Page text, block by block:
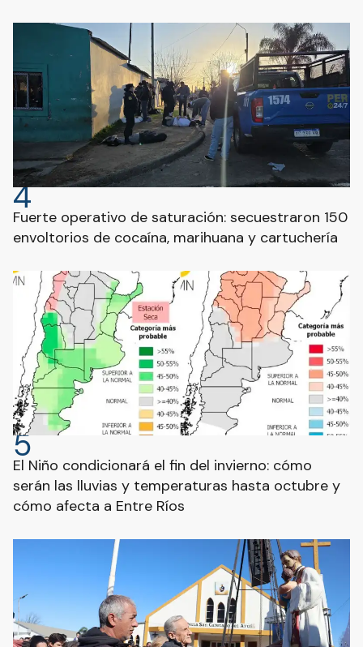
4
Fuerte operativo de saturación: secuestraron 150
envoltorios de cocaína, marihuana y cartuchería
5
El Niño condicionará el fin del invierno: cómo
serán las lluvias y temperaturas hasta octubre y
cómo afecta a Entre Ríos